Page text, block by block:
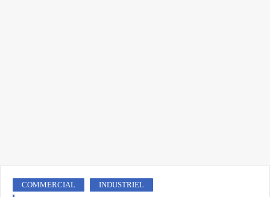
COMMERCIAL INDUSTRIEL